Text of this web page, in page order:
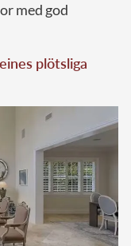
med god
plötsliga